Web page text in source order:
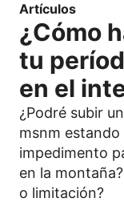
Artículos
¿Cómo
tu
en el
¿Podré subir
msnm estando
impedimento
en la
o limitación?